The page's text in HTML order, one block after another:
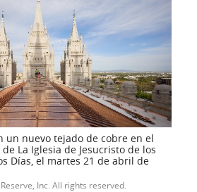
un nuevo tejado de cobre en el
La Iglesia de Jesucristo de los
Días, el martes 21 de abril de
Inc. All rights reserved.